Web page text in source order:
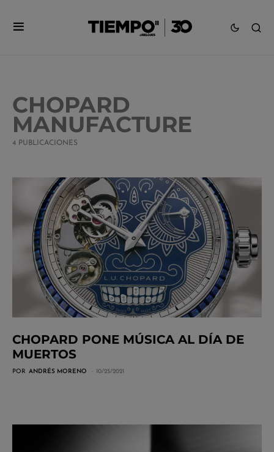
CHOPARD
MANUFACTURE
4 PUBLICACIONES
CHOPARD PONE MÚSICA AL DÍA DE
MUERTOS
POR ANDRÉS MORENO 10/25/2021